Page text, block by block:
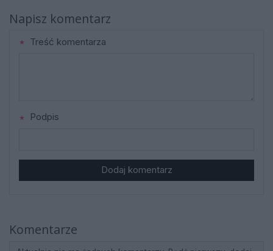
Napisz komentarz
Treść komentarza
Podpis
Dodaj komentarz
Komentarze